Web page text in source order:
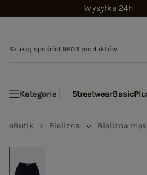
Wysyłka 24h
Kategorie StreetwearBasic
eButik Bielizna Bielizna